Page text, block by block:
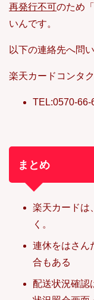
再発行不可のため
いんです。
以下の連絡先へ問
楽天カードコンタ
TEL:0570-66-
まとめ
楽天カードは
く。
連休をはさん
合もある
配送状況確認